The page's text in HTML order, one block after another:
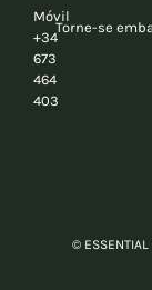
Móvil
+34
673
464
403
Torne-se
©